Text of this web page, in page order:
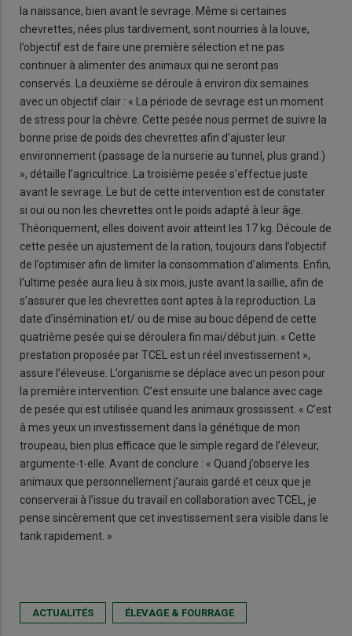
la naissance, bien avant le sevrage. Même si certaines
chevrettes, nées plus tardivement, sont nourries à la louve,
l’objectif est de faire une première sélection et ne pas
continuer à alimenter des animaux qui ne seront pas
conservés. La deuxième se déroule à environ dix semaines
avec un objectif clair : « La période de sevrage est un moment
de stress pour la chèvre. Cette pesée nous permet de suivre la
bonne prise de poids des chevrettes afin d’ajuster leur
environnement (passage de la nurserie au tunnel, plus grand.)
», détaille l’agricultrice. La troisième pesée s’effectue juste
avant le sevrage. Le but de cette intervention est de constater
si oui ou non les chevrettes ont le poids adapté à leur âge.
Théoriquement, elles doivent avoir atteint les 17 kg. Découle de
cette pesée un ajustement de la ration, toujours dans l’objectif
de l’optimiser afin de limiter la consommation d’aliments. Enfin,
l’ultime pesée aura lieu à six mois, juste avant la saillie, afin de
s’assurer que les chevrettes sont aptes à la reproduction. La
date d’insémination et/ ou de mise au bouc dépend de cette
quatrième pesée qui se déroulera fin mai/début juin. « Cette
prestation proposée par TCEL est un réel investissement »,
assure l’éleveuse. L’organisme se déplace avec un peson pour
la première intervention. C’est ensuite une balance avec cage
de pesée qui est utilisée quand les animaux grossissent. « C’est
à mes yeux un investissement dans la génétique de mon
troupeau, bien plus efficace que le simple regard de l’éleveur,
argumente-t-elle. Avant de conclure : « Quand j’observe les
animaux que personnellement j’aurais gardé et ceux que je
conserverai à l’issue du travail en collaboration avec TCEL, je
pense sincèrement que cet investissement sera visible dans le
tank rapidement. »
ACTUALITÉS ÉLEVAGE & FOURRAGE